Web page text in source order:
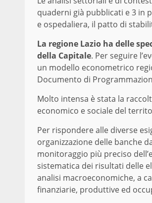
quaderni già pubblicati e 3 in
e ospedaliera, il patto di
La regione Lazio ha delle
della Capitale. Per seguire
un modello econometrico
Documento di
Molto intensa è stata la
economico e sociale del
Per rispondere alle diverse
organizzazione delle banche
monitoraggio più preciso
sistematica dei risultati delle
analisi macroeconomiche, a
finanziarie, produttive ed